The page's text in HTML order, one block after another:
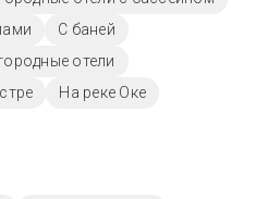
С баней
отели
На реке Оке